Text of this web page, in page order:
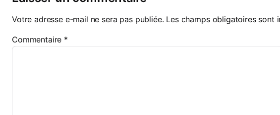
Votre adresse e-mail ne sera pas publiée. Les champs obligatoires sont
Commentaire *